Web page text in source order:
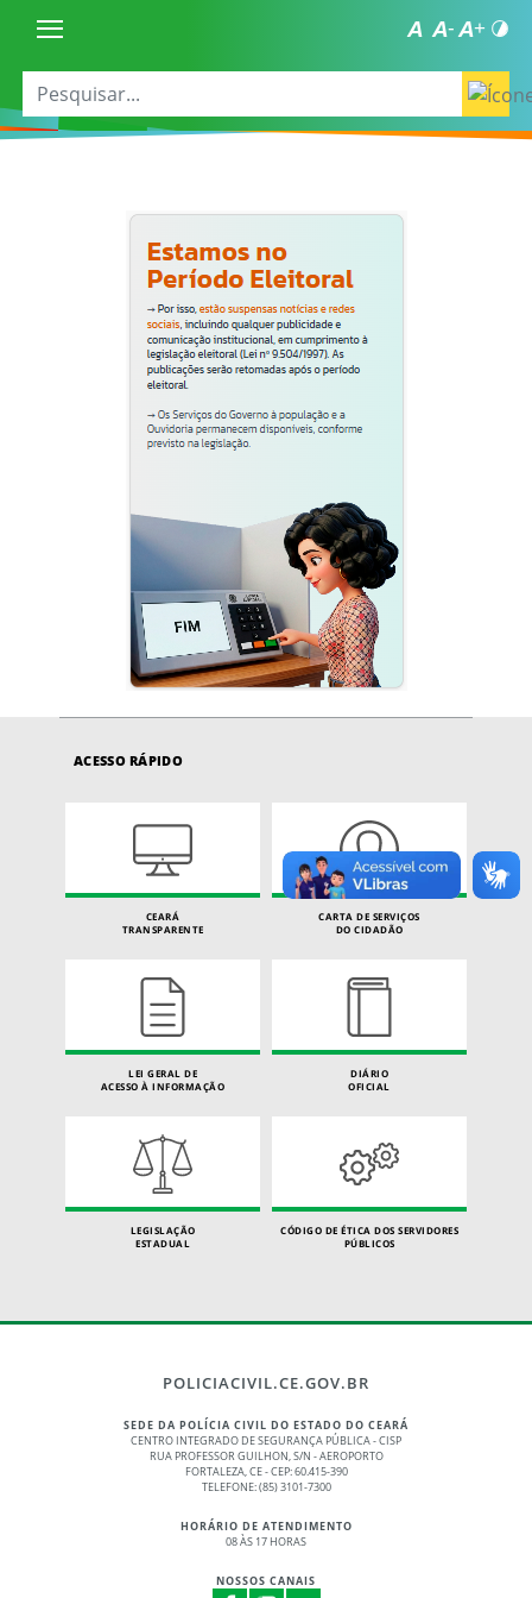
ACESSO RÁPIDO
CEARÁ
TRANSPARENTE
CARTA DE SERVIÇOS
DO CIDADÃO
LEI GERAL DE
ACESSO À INFORMAÇÃO
DIÁRIO
OFICIAL
LEGISLAÇÃO
ESTADUAL
CÓDIGO DE ÉTICA DOS SERVIDORES
PÚBLICOS
POLICIACIVIL.CE.GOV.BR
SEDE DA POLÍCIA CIVIL DO ESTADO DO CEARÁ
CENTRO INTEGRADO DE SEGURANÇA PÚBLICA - CISP
RUA PROFESSOR GUILHON, S/N - AEROPORTO
FORTALEZA, CE - CEP: 60.415-390
TELEFONE: (85) 3101-7300
HORÁRIO DE ATENDIMENTO
08 ÀS 17 HORAS
NOSSOS CANAIS